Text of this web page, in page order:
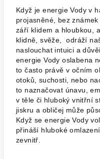
Když je energie Vody v
projasněné, bez
září klidem a hloubkou,
klidně, svěže, odráží
naslouchat intuici a
energie Vody oslabena
to často právě v očním
otoků, suchosti, nebo
to naznačovat únavu,
v těle či hluboký vnitřní
jiskru a obličej může
Když se energie Vody
přináší hluboké
zevnitř.